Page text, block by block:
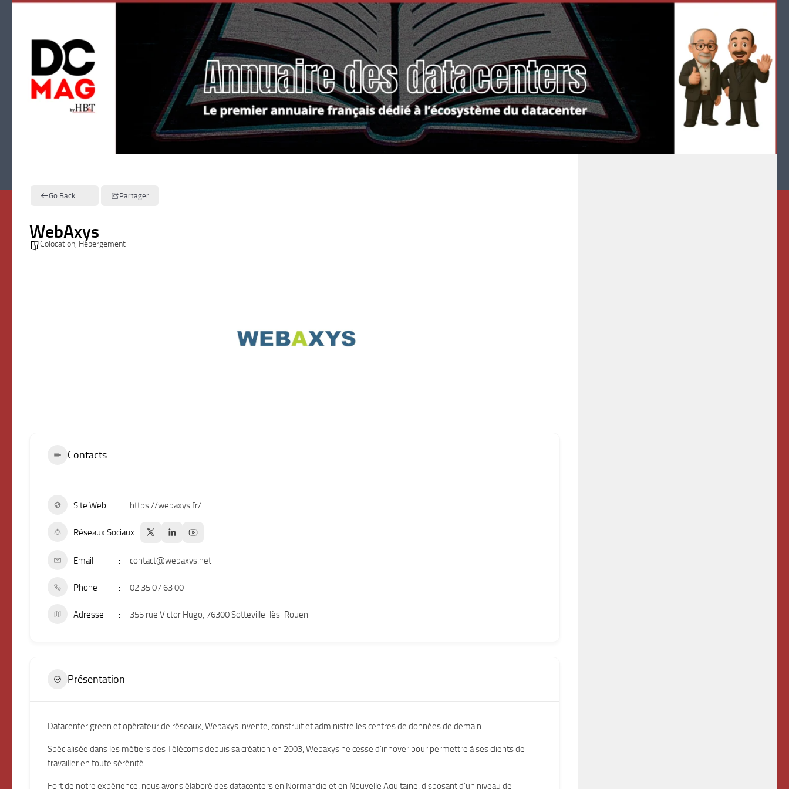
Go Back Partager
WebAxys
Colocation, Hébergement
Contacts
Site Web https://webaxys.fr/
Réseaux Sociaux
Email contact@webaxys.net
Phone 02 35 07 63 00
Adresse 355 rue Victor Hugo, 76300 Sotteville-lès-Rouen
Présentation
Datacenter green et opérateur de réseaux, Webaxys invente, construit et administre les centres de données de demain.
Spécialisée dans les métiers des Télécoms depuis sa création en 2003, Webaxys ne cesse d’innover pour permettre à ses clients de
travailler en toute sérénité.
Fort de notre expérience, nous avons élaboré des datacenters en Normandie et en Nouvelle Aquitaine, disposant d’un niveau de